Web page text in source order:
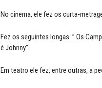
No cinema, ele fez os curta-
Fez os seguintes longas: ” Os
é Johnny”.
Em teatro ele fez, entre outras, a